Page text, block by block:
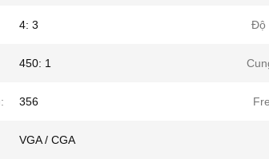
4: 3 Độ
450: 1
356
VGA / CGA